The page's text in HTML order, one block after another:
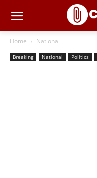
Home National
Breaking National Politics